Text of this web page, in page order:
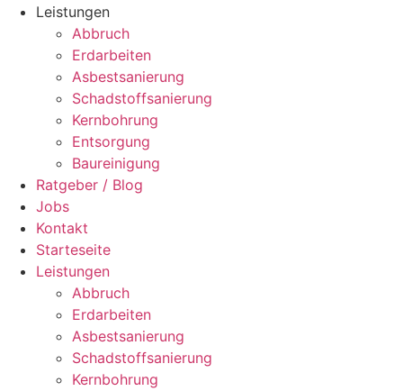
Leistungen
Abbruch
Erdarbeiten
Asbestsanierung
Schadstoffsanierung
Kernbohrung
Entsorgung
Baureinigung
Ratgeber / Blog
Jobs
Kontakt
Starteseite
Leistungen
Abbruch
Erdarbeiten
Asbestsanierung
Schadstoffsanierung
Kernbohrung